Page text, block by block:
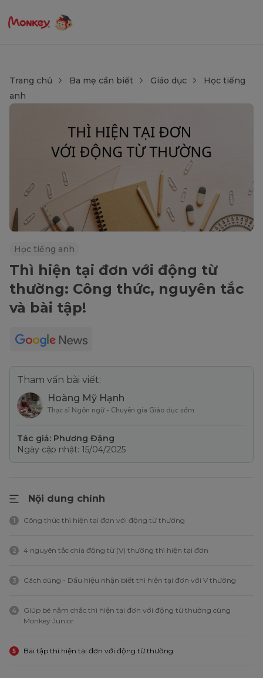
Trang chủ Ba mẹ cần biết Giáo dục
Học tiếng
anh
Học tiếng anh
Thì hiện tại đơn với động từ
thường: Công thức, nguyên tắc
và bài tập!
Tham vấn bài viết:
Hoàng Mỹ Hạnh
Thạc sĩ Ngôn ngữ - Chuyên gia Giáo dục sớm
Tác giả: Phương Đặng
Ngày cập nhật: 15/04/2025
Nội dung chính
1 Công thức thì hiện tại đơn với động từ thường
2 4 nguyên tắc chia động từ (V) thường thì hiện tại đơn
3 Cách dùng - Dấu hiệu nhận biết thì hiện tại đơn với V thường
4
Giúp bé nắm chắc thì hiện tại đơn với động từ thường cùng
Monkey Junior
5 Bài tập thì hiện tại đơn với động từ thường